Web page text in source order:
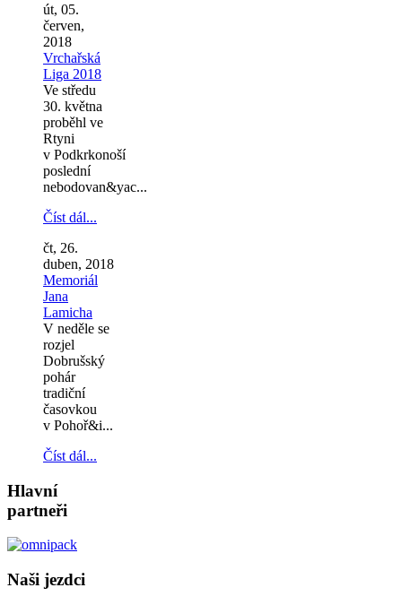
út, 05.
červen,
2018
Vrchařská
Liga 2018
Ve středu
30. května
proběhl ve
Rtyni
v Podkrkonoší
poslední
nebodovan&yac...
Číst dál...
čt, 26.
duben, 2018
Memoriál
Jana
Lamicha
V neděle se
rozjel
Dobrušský
pohár
tradiční
časovkou
v Pohoř&i...
Číst dál...
Hlavní
partneři
Naši jezdci